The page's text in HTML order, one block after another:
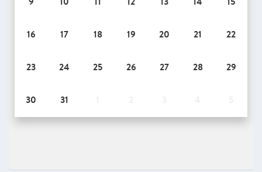
16 17 18 19 20 21 22
23 24 25 26 27 28 29
30 31